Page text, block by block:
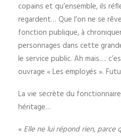
copains et qu’ensemble, ils
regardent… Que l’on ne se
fonction publique, à
personnages dans cette
le service public. Ah mais….
ouvrage « Les employés ».
La vie secrète du
héritage…
« Elle ne lui répond rien, parce